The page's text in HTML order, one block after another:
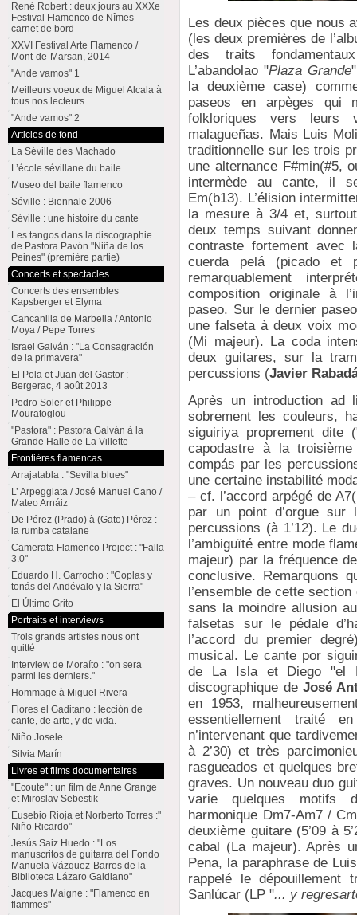
Les deux pièces que nous
(les deux premières de
des traits
L’abandolao "Plaza Grande
la deuxième case)
paseos en arpèges qui
folkloriques vers leurs
malagueñas. Mais Luis
traditionnelle sur les trois
une alternance F#min(#5,
intermède au cante, il
Em(b13). L’élision
la mesure à 3/4 et,
deux temps suivant
contraste fortement avec
cuerda pelá (picado et
remarquablement
composition originale à
paseo. Sur le dernier
une falseta à deux voix
(Mi majeur). La coda
deux guitares, sur la
percussions (Javier
Après un introduction ad
sobrement les couleurs,
siguiriya proprement dite
capodastre à la
compás par les
une certaine instabilité
– cf. l’accord arpégé de
par un point d’orgue sur
percussions (à 1’12). Le
l’ambiguïté entre mode
majeur) par la fréquence
conclusive. Remarquons
l’ensemble de cette
sans la moindre allusion
falsetas sur le pédale
l’accord du premier
musical. Le cante por
de La Isla et Diego "el
discographique de José
en 1953,
essentiellement traité
n’intervenant que
à 2’30) et très
rasgueados et quelques
graves. Un nouveau duo
varie quelques motifs
harmonique Dm7-Am7 /
deuxième guitare (5’09 à
cabal (La majeur). Après
Pena, la paraphrase de
rappelé le dépouillement
Sanlúcar (LP "... y
René Robert : deux jours au XXXe
Festival Flamenco de Nîmes -
carnet de bord
XXVI Festival Arte Flamenco /
Mont-de-Marsan, 2014
"Ande vamos" 1
Meilleurs voeux de Miguel Alcala à
tous nos lecteurs
"Ande vamos" 2
Articles de fond
La Séville des Machado
L’école sévillane du baile
Museo del baile flamenco
Séville : Biennale 2006
Séville : une histoire du cante
Les tangos dans la discographie
de Pastora Pavón "Niña de los
Peines" (première partie)
Concerts et spectacles
Concerts des ensembles
Kapsberger et Elyma
Cancanilla de Marbella / Antonio
Moya / Pepe Torres
Israel Galván : "La Consagración
de la primavera"
El Pola et Juan del Gastor :
Bergerac, 4 août 2013
Pedro Soler et Philippe
Mouratoglou
"Pastora" : Pastora Galván à la
Grande Halle de La Villette
Frontières flamencas
Arrajatabla : "Sevilla blues"
L’ Arpeggiata / José Manuel Cano /
Mateo Arnáiz
De Pérez (Prado) à (Gato) Pérez :
la rumba catalane
Camerata Flamenco Project : "Falla
3.0"
Eduardo H. Garrocho : "Coplas y
tonás del Andévalo y la Sierra"
El Último Grito
Portraits et interviews
Trois grands artistes nous ont
quitté
Interview de Moraíto : "on sera
parmi les derniers."
Hommage à Miguel Rivera
Flores el Gaditano : lección de
cante, de arte, y de vida.
Niño Josele
Silvia Marín
Livres et films documentaires
"Ecoute" : un film de Anne Grange
et Miroslav Sebestik
Eusebio Rioja et Norberto Torres :"
Niño Ricardo"
Jesús Saiz Huedo : "Los
manuscritos de guitarra del Fondo
Manuela Vázquez-Barros de la
Biblioteca Lázaro Galdiano"
Jacques Maigne : "Flamenco en
flammes"